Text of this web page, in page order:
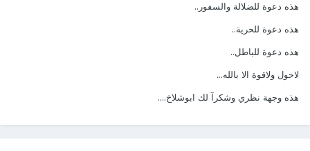
هذه دعوة للضلالة والسفور..
هذه دعوة للحرية..
هذه دعوة للباطل..
لاحول ولاقوة الا بالله...
هذه وجهة نظري وشكرآ لك ابوشلاخ....